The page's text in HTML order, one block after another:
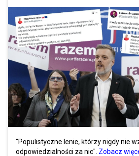
"Populistyczne lenie, którzy nigdy nie
odpowiedzialności za nic". Zobacz